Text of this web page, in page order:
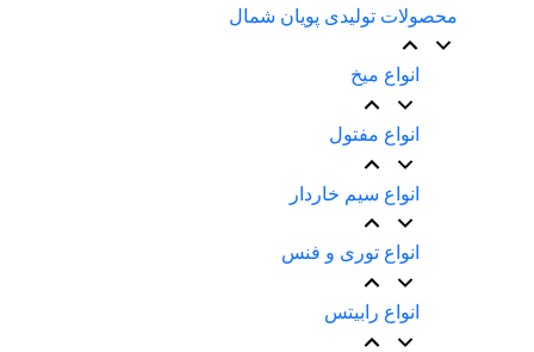
محصولات تولیدی پویان شمال
انواع میخ
انواع مفتول
انواع سیم خاردار
انواع توری و فنس
انواع رابیتس